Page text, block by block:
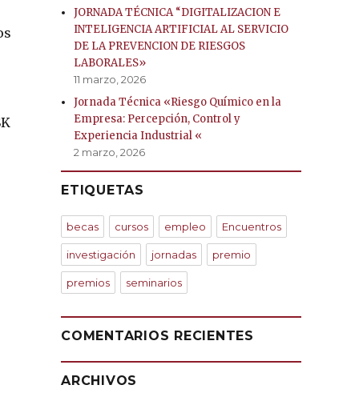
JORNADA TÉCNICA “DIGITALIZACION E
INTELIGENCIA ARTIFICIAL AL SERVICIO
DE LA PREVENCION DE RIESGOS
LABORALES»
11 marzo, 2026
Jornada Técnica «Riesgo Químico en la
Empresa: Percepción, Control y
Experiencia Industrial «
2 marzo, 2026
ETIQUETAS
becas cursos empleo Encuentros
investigación jornadas premio
premios seminarios
COMENTARIOS RECIENTES
ARCHIVOS